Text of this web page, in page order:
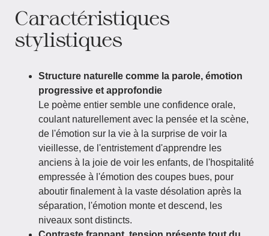
Caractéristiques
stylistiques
Structure naturelle comme la parole, émotion
progressive et approfondie
Le poème entier semble une confidence orale,
coulant naturellement avec la pensée et la scène,
de l'émotion sur la vie à la surprise de voir la
vieillesse, de l'entristement d'apprendre les
anciens à la joie de voir les enfants, de l'hospitalité
empressée à l'émotion des coupes bues, pour
aboutir finalement à la vaste désolation après la
séparation, l'émotion monte et descend, les
niveaux sont distincts.